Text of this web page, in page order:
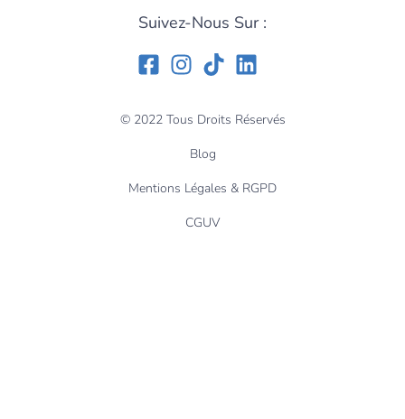
Suivez-Nous Sur :
© 2022 Tous Droits Réservés
Blog
Mentions Légales & RGPD
CGUV